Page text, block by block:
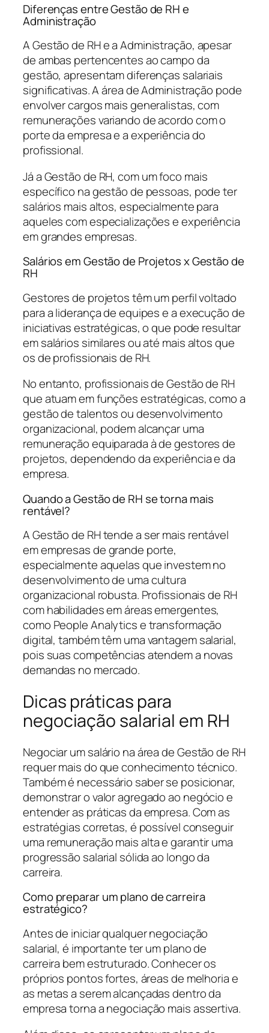
Diferenças entre Gestão de RH e
Administração
A Gestão de RH e a Administração, apesar
de ambas pertencentes ao campo da
gestão, apresentam diferenças salariais
significativas. A área de Administração pode
envolver cargos mais generalistas, com
remunerações variando de acordo com o
porte da empresa e a experiência do
profissional.
Já a Gestão de RH, com um foco mais
específico na gestão de pessoas, pode ter
salários mais altos, especialmente para
aqueles com especializações e experiência
em grandes empresas.
Salários em Gestão de Projetos x Gestão de
RH
Gestores de projetos têm um perfil voltado
para a liderança de equipes e a execução de
iniciativas estratégicas, o que pode resultar
em salários similares ou até mais altos que
os de profissionais de RH.
No entanto, profissionais de Gestão de RH
que atuam em funções estratégicas, como a
gestão de talentos ou desenvolvimento
organizacional, podem alcançar uma
remuneração equiparada à de gestores de
projetos, dependendo da experiência e da
empresa.
Quando a Gestão de RH se torna mais
rentável?
A Gestão de RH tende a ser mais rentável
em empresas de grande porte,
especialmente aquelas que investem no
desenvolvimento de uma cultura
organizacional robusta. Profissionais de RH
com habilidades em áreas emergentes,
como People Analytics e transformação
digital, também têm uma vantagem salarial,
pois suas competências atendem a novas
demandas no mercado.
Dicas práticas para
negociação salarial em RH
Negociar um salário na área de Gestão de RH
requer mais do que conhecimento técnico.
Também é necessário saber se posicionar,
demonstrar o valor agregado ao negócio e
entender as práticas da empresa. Com as
estratégias corretas, é possível conseguir
uma remuneração mais alta e garantir uma
progressão salarial sólida ao longo da
carreira.
Como preparar um plano de carreira
estratégico?
Antes de iniciar qualquer negociação
salarial, é importante ter um plano de
carreira bem estruturado. Conhecer os
próprios pontos fortes, áreas de melhoria e
as metas a serem alcançadas dentro da
empresa torna a negociação mais assertiva.